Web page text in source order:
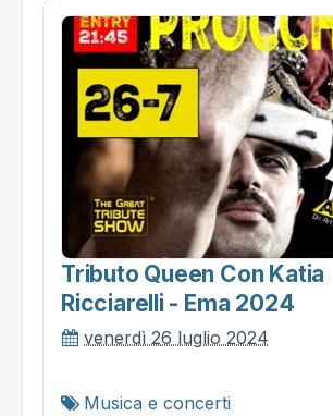
Tributo Queen Con Katia
Ricciarelli - Ema 2024
venerdì 26 luglio 2024
Musica e concerti